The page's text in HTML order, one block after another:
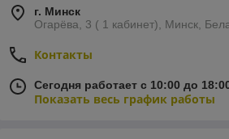
г. Минск
Огарёва, 3 ( 1 кабинет), Минск,
Контакты
Сегодня работает с 10:00 до
Показать весь график работы